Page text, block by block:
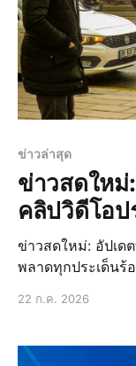
ข่าวล่าสุด
ข่าวสดใหม่
คลิปวิดีโอป
ข่าวสดใหม่: อัปเด
พลาดทุกประเด็นร้อน ในโลกที่หมุนไปอย่างรวดเร็
22 ก.ค. 2026